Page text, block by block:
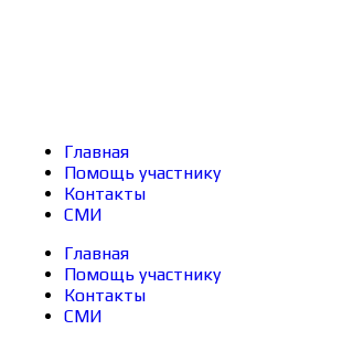
Главная
Помощь участнику
Контакты
СМИ
Главная
Помощь участнику
Контакты
СМИ